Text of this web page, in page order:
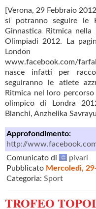
[Verona, 29 Febbraio
si potranno seguire le
Ginnastica Ritmica nella
Olimpiadi 2012. La
www.facebook.com/
nasce infatti per
seguiranno le atlete
Ritmica nel loro percorso
olimpico di Londra
Blanchi, Anzhelika
Approfondimento:
http://
Comunicato di
pivari
Pubblicato Mercoledì,
Categoria: Sport
TROFEO